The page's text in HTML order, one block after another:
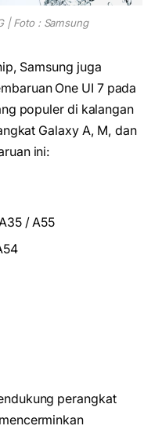
| Foto : Samsung
Samsung juga
One UI 7 pada
populer di kalangan
Galaxy A, M, dan
ini:
/ A55
perangkat